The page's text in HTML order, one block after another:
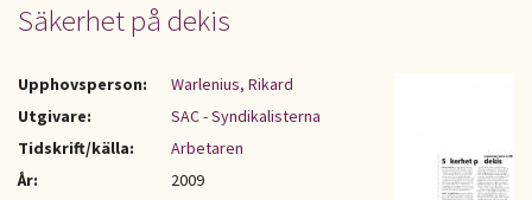
Säkerhet på dekis
Upphovsperson:
Warlenius, Rikard
Utgivare:
SAC - Syndikalisterna
Tidskrift/källa:
Arbetaren
År:
2009